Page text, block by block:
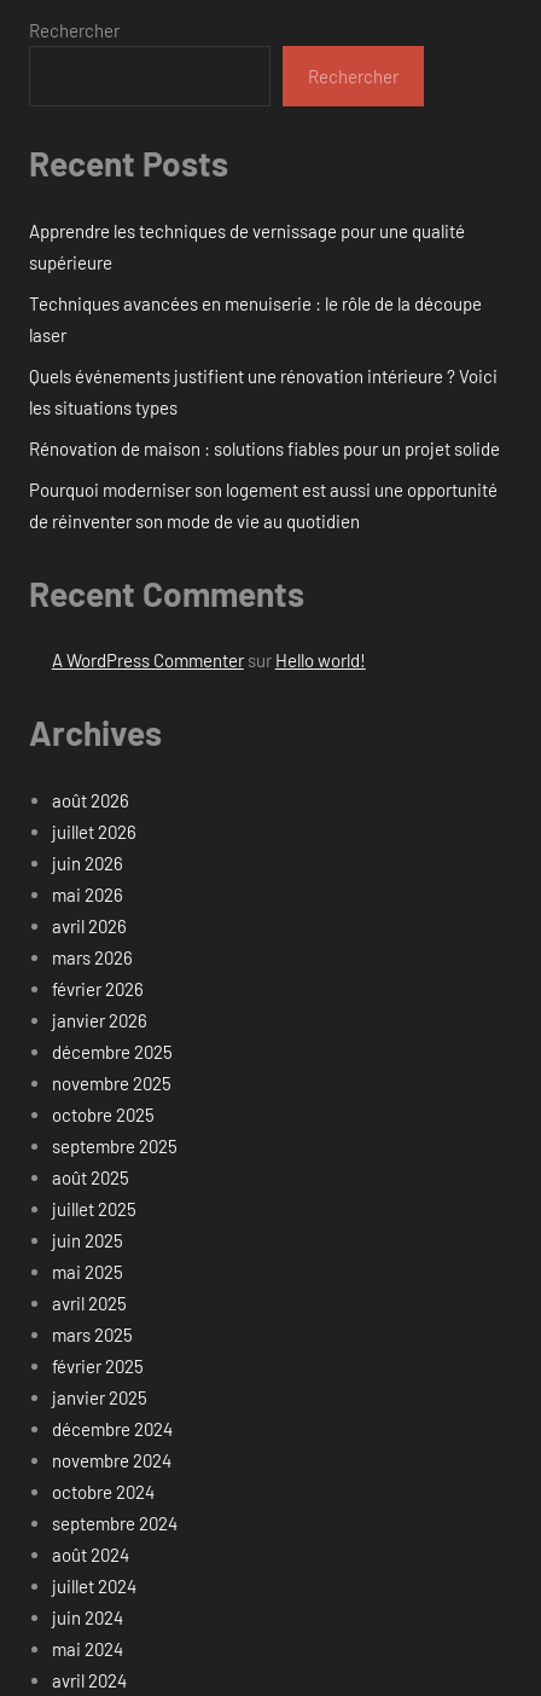
Rechercher
Rechercher
Recent Posts
Apprendre les techniques de vernissage pour une qualité
supérieure
Techniques avancées en menuiserie : le rôle de la découpe
laser
Quels événements justifient une rénovation intérieure ? Voici
les situations types
Rénovation de maison : solutions fiables pour un projet solide
Pourquoi moderniser son logement est aussi une opportunité
de réinventer son mode de vie au quotidien
Recent Comments
A WordPress Commentersur Hello world!
Archives
août 2026
juillet 2026
juin 2026
mai 2026
avril 2026
mars 2026
février 2026
janvier 2026
décembre 2025
novembre 2025
octobre 2025
septembre 2025
août 2025
juillet 2025
juin 2025
mai 2025
avril 2025
mars 2025
février 2025
janvier 2025
décembre 2024
novembre 2024
octobre 2024
septembre 2024
août 2024
juillet 2024
juin 2024
mai 2024
avril 2024